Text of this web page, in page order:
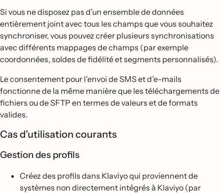
Si vous ne disposez pas d’un ensemble de données
entièrement joint avec tous les champs que vous souhaitez
synchroniser, vous pouvez créer plusieurs synchronisations
avec différents mappages de champs (par exemple
coordonnées, soldes de fidélité et segments personnalisés).
Le consentement pour l’envoi de SMS et d’e-mails
fonctionne de la même manière que les téléchargements de
fichiers ou de SFTP en termes de valeurs et de formats
valides.
Cas d’utilisation courants
Gestion des profils
Créez des profils dans Klaviyo qui proviennent de
systèmes non directement intégrés à Klaviyo (par